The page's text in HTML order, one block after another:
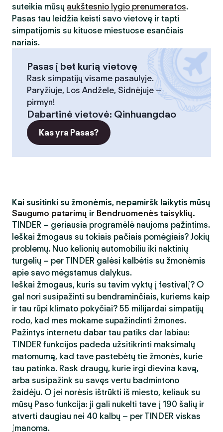
suteikia mūsų aukštesnio lygio prenumeratos.
Pasas tau leidžia keisti savo vietovę ir tapti
simpatijomis su kituose miestuose esančiais
nariais.
Pasas į bet kurią vietovę
Rask simpatijų visame pasaulyje.
Paryžiuje, Los Andžele, Sidnėjuje –
pirmyn!
Dabartinė vietovė: Qinhuangdao
Kas yra Pasas?
Kai susitinki su žmonėmis, nepamiršk laikytis mūsų
Saugumo patarimų ir Bendruomenės taisyklių.
TINDER – geriausia programėlė naujoms pažintims.
Ieškai žmogaus su tokiais pačiais pomėgiais? Jokių
problemų. Nuo kelionių automobiliu iki naktinių
turgelių – per TINDER galėsi kalbėtis su žmonėmis
apie savo mėgstamus dalykus.
Ieškai žmogaus, kuris su tavim vyktų į festivalį? O
gal nori susipažinti su bendraminčiais, kuriems kaip
ir tau rūpi klimato pokyčiai? 55 milijardai simpatijų
rodo, kad mes mokame supažindinti žmones.
Pažintys internetu dabar tau patiks dar labiau:
TINDER funkcijos padeda užsitikrinti maksimalų
matomumą, kad tave pastebėtų tie žmonės, kurie
tau patinka. Rask draugų, kurie irgi dievina kavą,
arba susipažink su savęs vertu badmintono
žaidėju. O jei norėsis ištrūkti iš miesto, keliauk su
mūsų Paso funkcija: ji gali nukelti tave į 190 šalių ir
atverti daugiau nei 40 kalbų – per TINDER viskas
įmanoma.